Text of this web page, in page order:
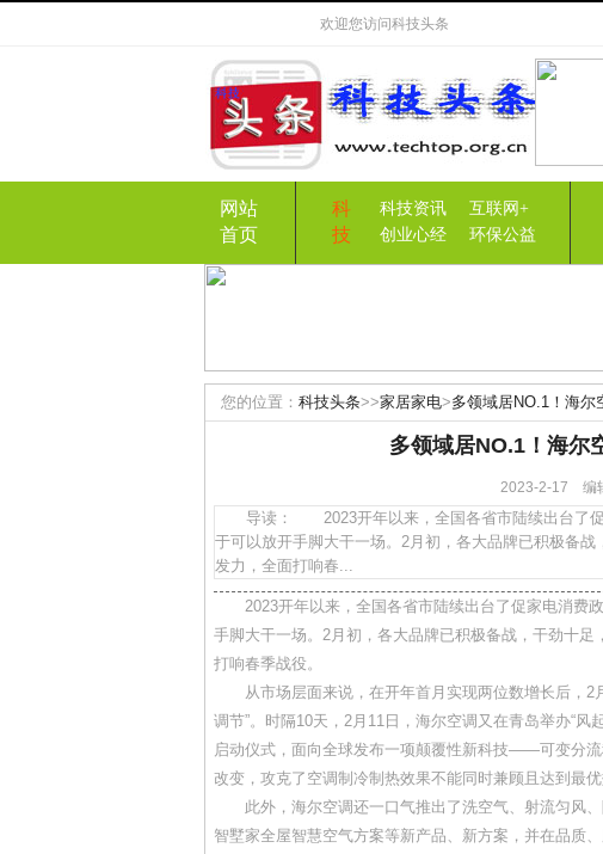
欢迎您访问科技头条
网站
首页
科
技
科技资讯
互联网+
创业心经
环保公益
您的位置： 科技头条>>家居家电>多领域居NO.1！海尔
多领域居NO.1！海尔
2023-2-17 编
导读： 2023开年以来，全国各省市陆续出台了促
于可以放开手脚大干一场。2月初，各大品牌已积极备
发力，全面打响春...
2023开年以来，全国各省市陆续出台了促家电消费
手脚大干一场。2月初，各大品牌已积极备战，干劲十
打响春季战役。
从市场层面来说，在开年首月实现两位数增长后，2
调节”。时隔10天，2月11日，海尔空调又在青岛举办“
启动仪式，面向全球发布一项颠覆性新科技——可变分
改变，攻克了空调制冷制热效果不能同时兼顾且达到最优
此外，海尔空调还一口气推出了洗空气、射流匀风、
智墅家全屋智慧空气方案等新产品、新方案，并在品质